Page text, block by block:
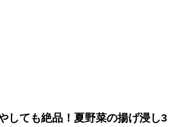
しても絶品！夏野菜の揚げ浸し3